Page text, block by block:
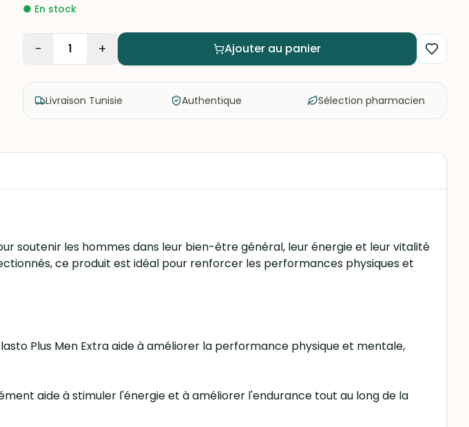
● En stock
− 1 + Ajouter au panier
Livraison Tunisie Authentique Sélection pharmacien
soutenir les hommes dans leur bien-être général, leur énergie et leur vitalité
ce produit est idéal pour renforcer les performances physiques et
Plus Men Extra aide à améliorer la performance physique et mentale,
aide à stimuler l'énergie et à améliorer l'endurance tout au long de la